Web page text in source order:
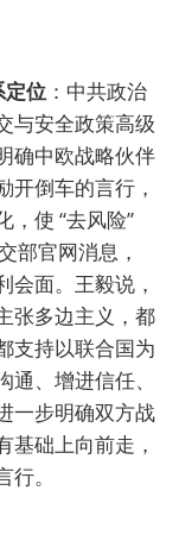
定位 ：中共政治
与安全政策高级
确中欧战略伙伴
开倒车的言行，
，使 “去风险”
部官网消息，
会面。王毅说，
张多边主义，都
支持以联合国为
、增进信任、
一步明确双方战
基础上向前走，
。